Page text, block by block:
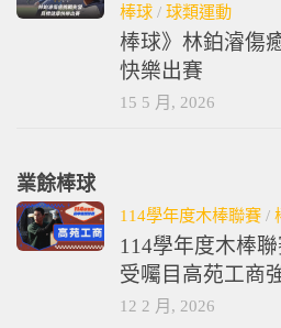
棒球 / 球類運動
棒球》林鉑濬傷
快樂出賽
15 5 月, 2026
業餘棒球
114學年度木棒聯賽 /
114學年度木棒
受囑目高苑工商
12 2 月, 2026